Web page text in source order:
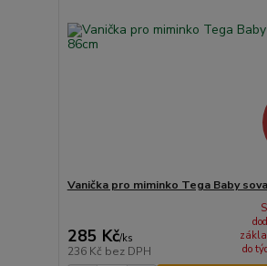
Vanička pro miminko Tega Baby
285 Kč/ks
236 Kč bez DPH
do